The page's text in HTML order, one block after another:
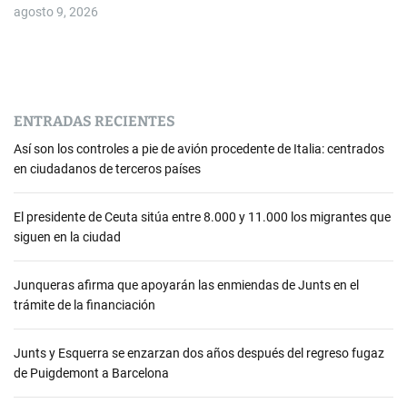
agosto 9, 2026
ENTRADAS RECIENTES
Así son los controles a pie de avión procedente de Italia: centrados
en ciudadanos de terceros países
El presidente de Ceuta sitúa entre 8.000 y 11.000 los migrantes que
siguen en la ciudad
Junqueras afirma que apoyarán las enmiendas de Junts en el
trámite de la financiación
Junts y Esquerra se enzarzan dos años después del regreso fugaz
de Puigdemont a Barcelona